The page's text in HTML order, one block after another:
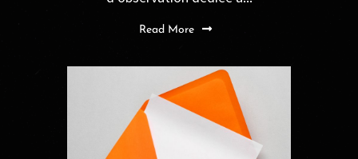
Read More